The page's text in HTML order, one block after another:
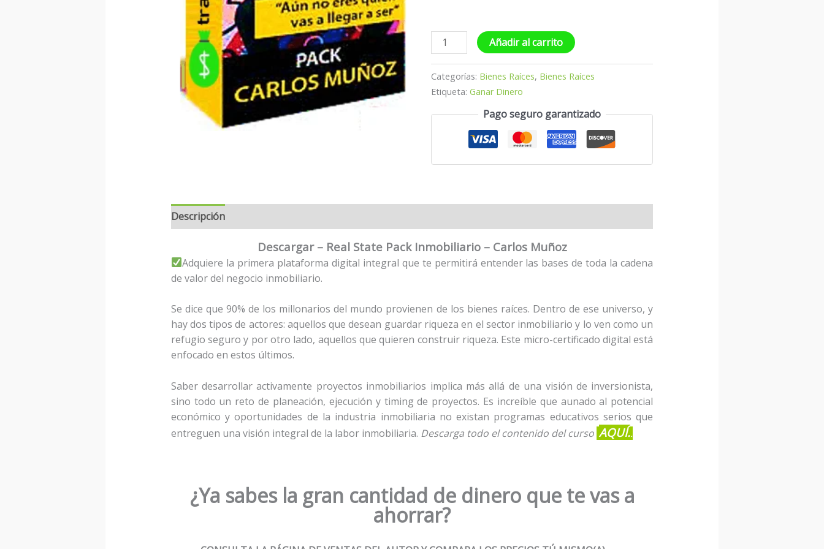
Añadir al carrito
Categorías: Bienes Raíces, Bienes Raíces
Etiqueta:Ganar Dinero
Pago seguro garantizado
Descripción
Descargar – Real State Pack Inmobiliario – Carlos Muñoz
Adquiere la primera plataforma digital integral que te permitirá entender las bases de toda la cadena
de valor del negocio inmobiliario.
Se dice que 90% de los millonarios del mundo provienen de los bienes raíces. Dentro de ese universo, y
hay dos tipos de actores: aquellos que desean guardar riqueza en el sector inmobiliario y lo ven como un
refugio seguro y por otro lado, aquellos que quieren construir riqueza. Este micro-certificado digital está
enfocado en estos últimos.
Saber desarrollar activamente proyectos inmobiliarios implica más allá de una visión de inversionista,
sino todo un reto de planeación, ejecución y timing de proyectos. Es increíble que aunado al potencial
económico y oportunidades de la industria inmobiliaria no existan programas educativos serios que
entreguen una visión integral de la labor inmobiliaria. Descarga todo el contenido del curso AQUÍ..
¿Ya sabes la gran cantidad de dinero que te vas a
ahorrar?